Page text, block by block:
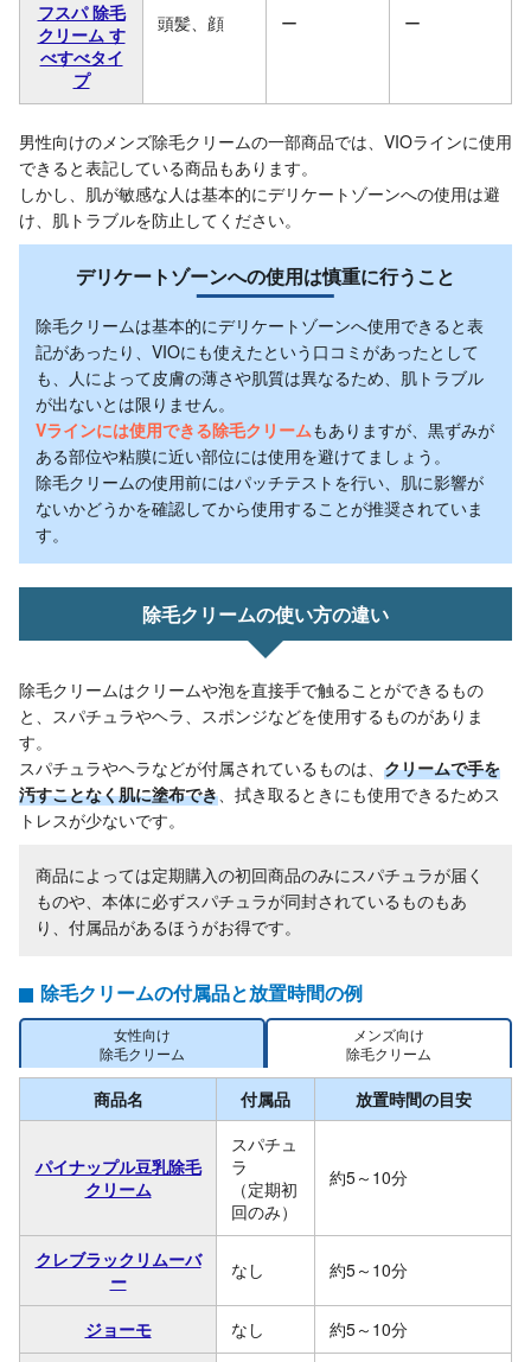
フスパ 除毛
クリーム す
べすべタイ
プ
頭髪、顔 ー ー
男性向けのメンズ除毛クリームの一部商品では、VIOラインに使用
できると表記している商品もあります。
しかし、肌が敏感な人は基本的にデリケートゾーンへの使用は避
け、肌トラブルを防止してください。
デリケートゾーンへの使用は慎重に行うこと
除毛クリームは基本的にデリケートゾーンへ使用できると表
記があったり、VIOにも使えたという口コミがあったとして
も、人によって皮膚の薄さや肌質は異なるため、肌トラブル
が出ないとは限りません。
Vラインには使用できる除毛クリームもありますが、黒ずみが
ある部位や粘膜に近い部位には使用を避けてましょう。
除毛クリームの使用前にはパッチテストを行い、肌に影響が
ないかどうかを確認してから使用することが推奨されていま
す。
除毛クリームの使い方の違い
除毛クリームはクリームや泡を直接手で触ることができるもの
と、スパチュラやヘラ、スポンジなどを使用するものがありま
す。
スパチュラやヘラなどが付属されているものは、 クリームで手を
汚すことなく肌に塗布でき 、拭き取るときにも使用できるためス
トレスが少ないです。
商品によっては定期購入の初回商品のみにスパチュラが届く
ものや、本体に必ずスパチュラが同封されているものもあ
り、付属品があるほうがお得です。
除毛クリームの付属品と放置時間の例
女性向け
除毛クリーム
メンズ向け
除毛クリーム
商品名 付属品 放置時間の目安
パイナップル豆乳除毛
クリーム
スパチュ
ラ
（定期初
回のみ）
約5～10分
クレブラックリムーバ
ー
なし 約5～10分
ジョーモ なし
約5～10分